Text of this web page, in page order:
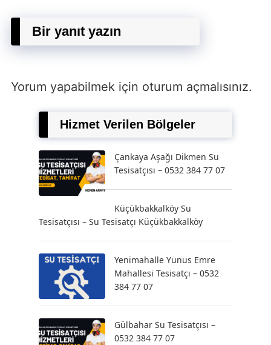
Bir yanıt yazın
Yorum yapabilmek için oturum açmalısınız.
Hizmet Verilen Bölgeler
Çankaya Aşağı Dikmen Su
Tesisatçısı – 0532 384 77 07
Küçükbakkalköy Su
Tesisatçısı – Su Tesisatçı Küçükbakkalköy
Yenimahalle Yunus Emre
Mahallesi Tesisatçı – 0532
384 77 07
Gülbahar Su Tesisatçısı –
0532 384 77 07